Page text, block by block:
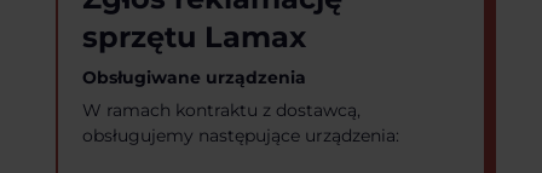
sprzętu Lamax
Obsługiwane urządzenia
W ramach kontraktu z dostawcą,
obsługujemy następujące urządzenia: